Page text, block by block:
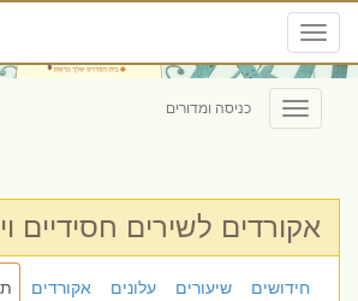
Toggle
navigation
Toggle
navigation
כניסה ומדורים
אקורדים לשירים חסידיים
חידושים שיעורים עלונים אקורדים